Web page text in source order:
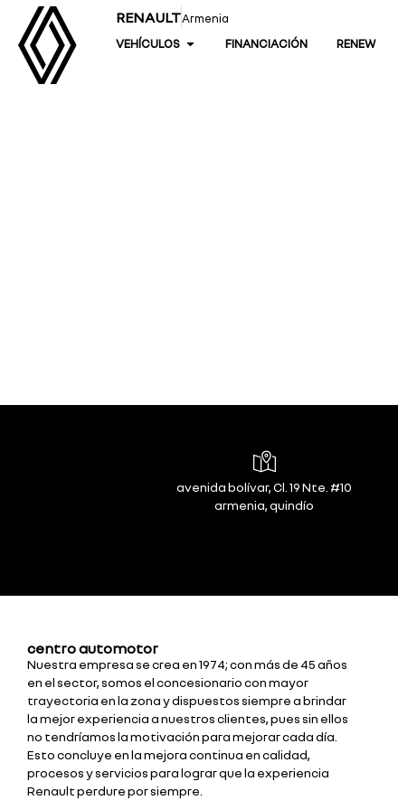
RENAULTArmenia
VEHÍCULOS
FINANCIACIÓN RENEW
avenida bolívar, Cl. 19 Nte. #10
armenia, quindío
centro automotor
Nuestra empresa se crea en 1974; con más de 45 años
en el sector, somos el concesionario con mayor
trayectoria en la zona y dispuestos siempre a brindar
la mejor experiencia a nuestros clientes, pues sin ellos
no tendríamos la motivación para mejorar cada día.
Esto concluye en la mejora continua en calidad,
procesos y servicios para lograr que la experiencia
Renault perdure por siempre.